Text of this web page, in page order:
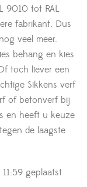
9010 tot RAL
fabrikant. Dus
veel meer.
behang en kies
toch liever een
Sikkens verf
of betonverf bij
en heeft u keuze
de laagste
geplaatst